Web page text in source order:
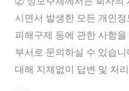
시면서 발생한 모든 개인
피해구제 등에 관한 사항
부서로 문의하실 수 있습
대해 지체없이 답변 및 처